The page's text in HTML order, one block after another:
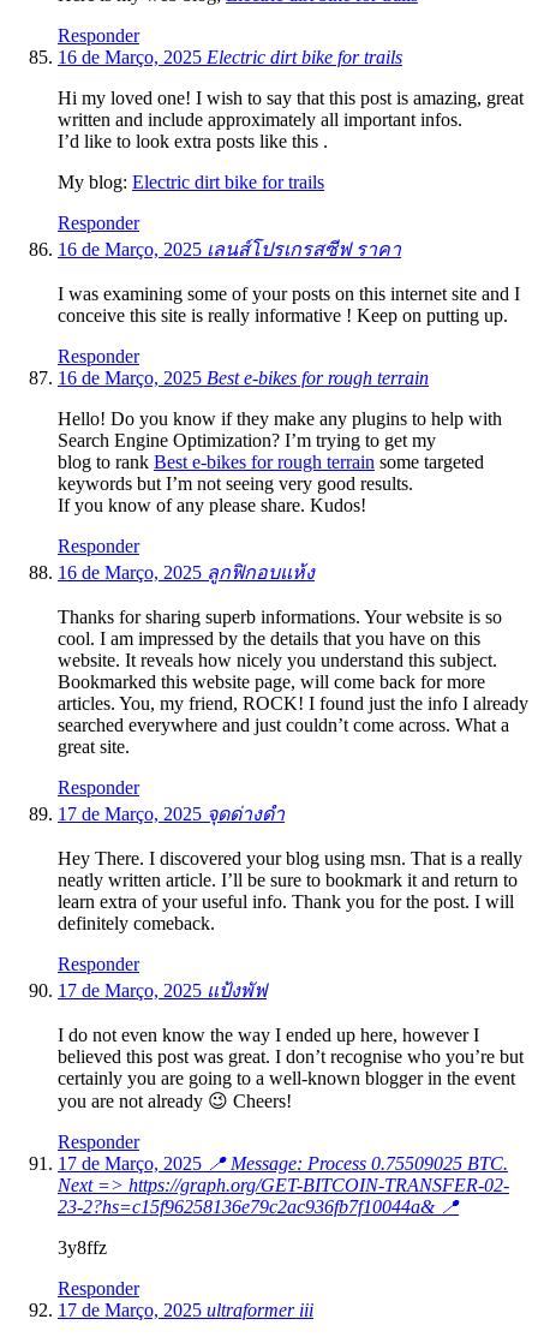
Responder
16 de Março, 2025 Electric dirt bike for trails
Hi my loved one! I wish to say that this post is amazing, great
written and include approximately all important infos.
I’d like to look extra posts like this .
My blog: Electric dirt bike for trails
Responder
16 de Março, 2025 เลนส์โปรเกรสซีฟ ราคา
I was examining some of your posts on this internet site and I
conceive this site is really informative ! Keep on putting up.
Responder
16 de Março, 2025 Best e-bikes for rough terrain
Hello! Do you know if they make any plugins to help with
Search Engine Optimization? I’m trying to get my
blog to rank Best e-bikes for rough terrain some targeted
keywords but I’m not seeing very good results.
If you know of any please share. Kudos!
Responder
16 de Março, 2025 ลูกฟิกอบแห้ง
Thanks for sharing superb informations. Your website is so
cool. I am impressed by the details that you have on this
website. It reveals how nicely you understand this subject.
Bookmarked this website page, will come back for more
articles. You, my friend, ROCK! I found just the info I already
searched everywhere and just couldn’t come across. What a
great site.
Responder
17 de Março, 2025 จุดด่างดำ
Hey There. I discovered your blog using msn. That is a really
neatly written article. I’ll be sure to bookmark it and return to
learn extra of your useful info. Thank you for the post. I will
definitely comeback.
Responder
17 de Março, 2025 แป้งพัฟ
I do not even know the way I ended up here, however I
believed this post was great. I don’t recognise who you’re but
certainly you are going to a well-known blogger in the event
you are not already 😉 Cheers!
Responder
17 de Março, 2025 📍 Message: Process 0.75509025 BTC.
Next => https://graph.org/GET-BITCOIN-TRANSFER-02-
23-2?hs=c15f96258136e79c2ac936fb7f10044a& 📍
3y8ffz
Responder
17 de Março, 2025 ultraformer iii